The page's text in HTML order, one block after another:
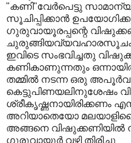
"കണി"വേര്‍പെട്ടു
സൂചിപ്പിക്കാന്‍
ഗുരുവായൂരപ്പന്റെ
ഇവിടെ സംഭവിച്ചതു
കണികാണുന്നതും
തമ്മില്‍ നടന്ന ഒരു
കെട്ടുപിണയലിനുശേഷം
ശ്രീകൃഷ്ണനായിരിക്കണം
അറിയാതെയോ
അങ്ങനെ വിഷുക്കണിയില്‍
ഗുരുവായൂര്‍ വഴി തിരിച്ചു